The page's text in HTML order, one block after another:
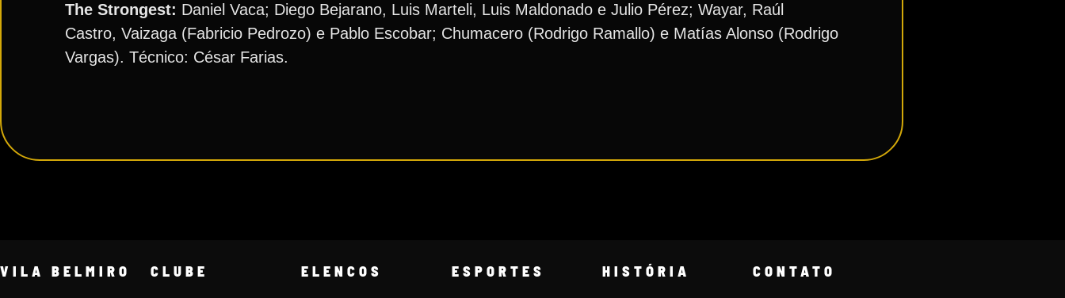
The Strongest: Daniel Vaca; Diego Bejarano, Luis Marteli, Luis Maldonado e Julio Pérez; Wayar, Raúl
Castro, Vaizaga (Fabricio Pedrozo) e Pablo Escobar; Chumacero (Rodrigo Ramallo) e Matías Alonso (Rodrigo
Vargas). Técnico: César Farias.
VILA BELMIRO CLUBE ELENCOS ESPORTES HISTÓRIA CONTATO